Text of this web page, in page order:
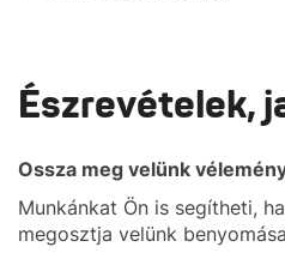
Észrevételek,
Ossza meg velünk
Munkánkat Ön is segítheti,
megosztja velünk